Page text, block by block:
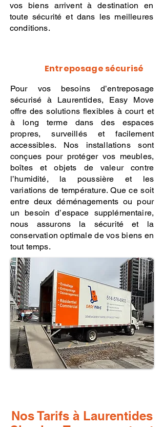
vos biens arrivent à destination en
toute sécurité et dans les meilleures
conditions.
Entreposage sécurisé
Pour vos besoins d’entreposage
sécurisé à Laurentides, Easy Move
offre des solutions flexibles à court et
à long terme dans des espaces
propres, surveillés et facilement
accessibles. Nos installations sont
conçues pour protéger vos meubles,
boîtes et objets de valeur contre
l’humidité, la poussière et les
variations de température. Que ce soit
entre deux déménagements ou pour
un besoin d’espace supplémentaire,
nous assurons la sécurité et la
conservation optimale de vos biens en
tout temps.
Nos Tarifs à Laurentides